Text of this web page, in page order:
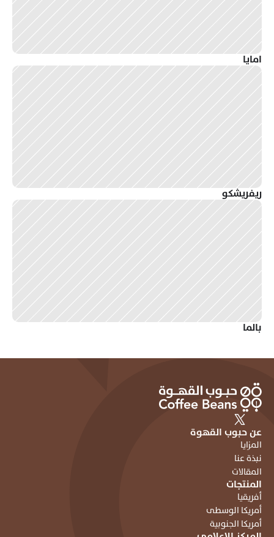
امايا
ريفريشكو
بالما
المنتجات
أفريقيا
أمريكا الوسطى
أمريكا الجنوبية
عن حبوب القهوة
المزايا
نبذة عنا
المقالات